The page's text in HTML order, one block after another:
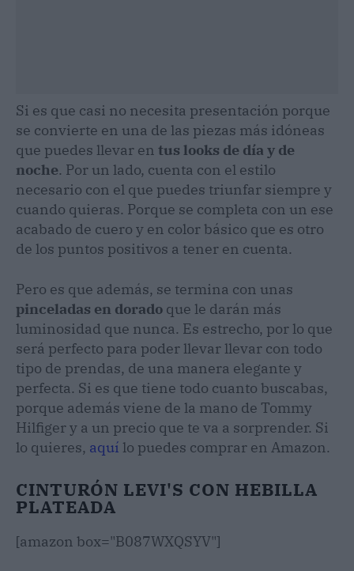
Si es que casi no necesita presentación porque
se convierte en una de las piezas más idóneas
que puedes llevar en tus looks de día y de
noche. Por un lado, cuenta con el estilo
necesario con el que puedes triunfar siempre y
cuando quieras. Porque se completa con un ese
acabado de cuero y en color básico que es otro
de los puntos positivos a tener en cuenta.
Pero es que además, se termina con unas
pinceladas en dorado que le darán más
luminosidad que nunca. Es estrecho, por lo que
será perfecto para poder llevar llevar con todo
tipo de prendas, de una manera elegante y
perfecta. Si es que tiene todo cuanto buscabas,
porque además viene de la mano de Tommy
Hilfiger y a un precio que te va a sorprender. Si
lo quieres, aquí lo puedes comprar en Amazon.
CINTURÓN LEVI'S CON HEBILLA
PLATEADA
[amazon box="B087WXQSYV"]